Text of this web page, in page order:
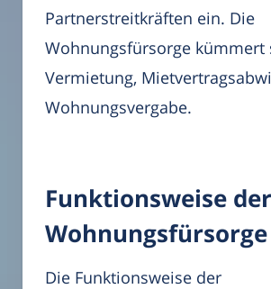
Partnerstreitkräften ein. Die
Wohnungsfürsorge kümmert
Vermietung,
Wohnungsvergabe.
Funktionsweise der
Wohnungsfürsorge
Die Funktionsweise der